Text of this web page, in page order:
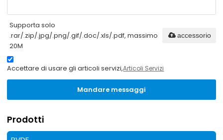
Supporta solo
.rar/.zip/.jpg/.png/.gif/.doc/.xls/.pdf, massimo
20M
accessorio
Accettare di usare gli articoli servizi,Articoli Servizi
Mandare messaggi
Prodotti